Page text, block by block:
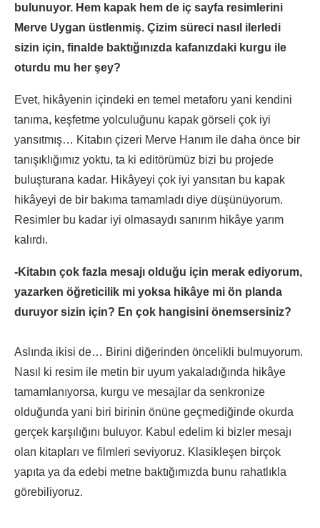
bulunuyor. Hem kapak hem de iç sayfa resimlerini
Merve Uygan üstlenmiş. Çizim süreci nasıl ilerledi
sizin için, finalde baktığınızda kafanızdaki kurgu ile
oturdu mu her şey?
Evet, hikâyenin içindeki en temel metaforu yani kendini
tanıma, keşfetme yolculuğunu kapak görseli çok iyi
yansıtmış… Kitabın çizeri Merve Hanım ile daha önce bir
tanışıklığımız yoktu, ta ki editörümüz bizi bu projede
buluşturana kadar. Hikâyeyi çok iyi yansıtan bu kapak
hikâyeyi de bir bakıma tamamladı diye düşünüyorum.
Resimler bu kadar iyi olmasaydı sanırım hikâye yarım
kalırdı.
-Kitabın çok fazla mesajı olduğu için merak ediyorum,
yazarken öğreticilik mi yoksa hikâye mi ön planda
duruyor sizin için? En çok hangisini önemsersiniz?
Aslında ikisi de… Birini diğerinden öncelikli bulmuyorum.
Nasıl ki resim ile metin bir uyum yakaladığında hikâye
tamamlanıyorsa, kurgu ve mesajlar da senkronize
olduğunda yani biri birinin önüne geçmediğinde okurda
gerçek karşılığını buluyor. Kabul edelim ki bizler mesajı
olan kitapları ve filmleri seviyoruz. Klasikleşen birçok
yapıta ya da edebi metne baktığımızda bunu rahatlıkla
görebiliyoruz.